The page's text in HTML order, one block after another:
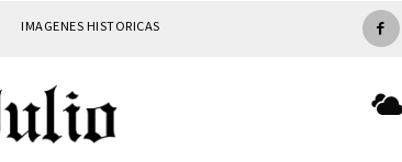
IMAGENES HISTORICAS